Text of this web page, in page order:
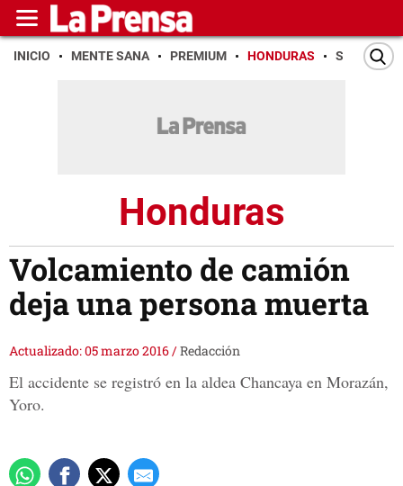
INICIO MENTE SANA PREMIUM HONDURAS SAN PEDRO
Honduras
Volcamiento de camión
deja una persona muerta
Actualizado: 05 marzo 2016/Redacción
El accidente se registró en la aldea Chancaya en Morazán,
Yoro.